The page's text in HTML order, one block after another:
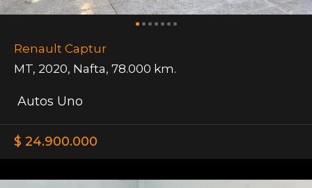
Renault Captur
MT, 2020, Nafta, 78.000 km.
Autos Uno
$ 24.900.000